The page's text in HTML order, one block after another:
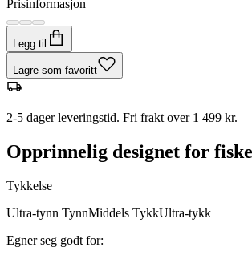
Prisinformasjon
Legg til
Lagre som favoritt
2-5 dager leveringstid. Fri frakt over 1 499 kr.
Opprinnelig designet for
Tykkelse
Ultra-tynn TynnMiddels TykkUltra-tykk
Egner seg godt for: